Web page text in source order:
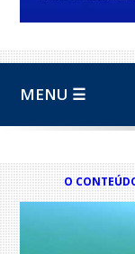
MENU ☰
O